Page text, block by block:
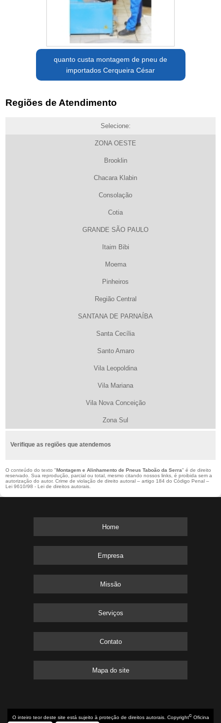
quanto custa montagem de pneu de
importados Cerqueira César
Regiões de Atendimento
Selecione:
ZONA OESTE
Brooklin
Chacara Klabin
Consolação
Cotia
GRANDE SÃO PAULO
Itaim Bibi
Moema
Pinheiros
Região Central
SANTANA DE PARNAÍBA
Santa Cecília
Santo Amaro
Vila Leopoldina
Vila Mariana
Vila Nova Conceição
Zona Sul
Verifique as regiões que atendemos
O conteúdo do texto "Montagem e Alinhamento de Pneus Taboão da Serra" é de direito
reservado. Sua reprodução, parcial ou total, mesmo citando nossos links, é proibida sem a
autorização do autor. Crime de violação de direito autoral – artigo 184 do Código Penal –
Lei 9610/98 - Lei de direitos autorais
Home
Empresa
Missão
Serviços
Contato
Mapa do site
O inteiro teor deste site está sujeito à proteção de direitos autorais. Copyright©Oficina